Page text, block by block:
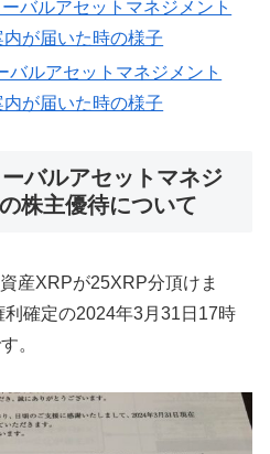
バルアセットマネジメント
が届いた時の様子
バルアセットマネジメント
が届いた時の様子
バルアセットマネジ
株主優待について
産XRPが25XRP分頂けま
確定の2024年3月31日17時
。